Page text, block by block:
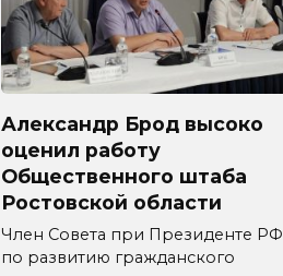
Александр Брод высоко
оценил работу
Общественного штаба
Ростовской области
Член Совета при Президенте РФ
по развитию гражданского